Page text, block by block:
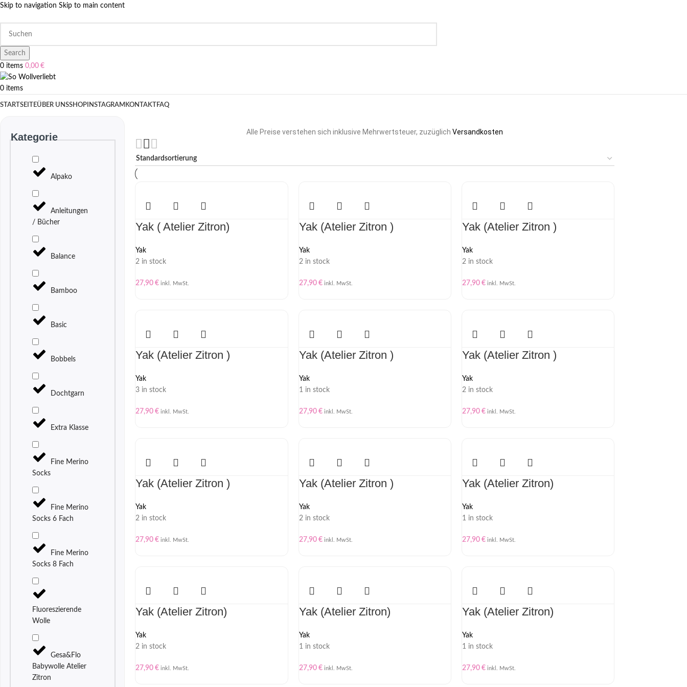
Skip to navigation Skip to main content
Search
0 items 0,00 €
0 items
STARTSEITEÜBER UNSSHOP INSTAGRAM KONTAKT FAQ
Kategorie
Alpako
Anleitungen
/ Bücher
Balance
Bamboo
Basic
Bobbels
Dochtgarn
Extra Klasse
Fine Merino
Socks
Fine Merino
Socks 6 Fach
Fine Merino
Socks 8 Fach
Fluoreszierende
Wolle
Gesa&Flo
Babywolle Atelier
Zitron
Alle Preise verstehen sich inklusive Mehrwertsteuer, zuzüglichVersandkosten
Yak ( Atelier Zitron)
Yak
2 in stock
27,90€ inkl. MwSt.
Yak (Atelier Zitron )
Yak
2 in stock
27,90 € inkl. MwSt.
Yak (Atelier Zitron )
Yak
2 in stock
27,90 € inkl. MwSt.
Yak (Atelier Zitron )
Yak
3 in stock
27,90€ inkl. MwSt.
Yak (Atelier Zitron )
Yak
1 in stock
27,90 € inkl. MwSt.
Yak (Atelier Zitron )
Yak
2 in stock
27,90 € inkl. MwSt.
Yak (Atelier Zitron )
Yak
2 in stock
27,90€ inkl. MwSt.
Yak (Atelier Zitron )
Yak
2 in stock
27,90 € inkl. MwSt.
Yak (Atelier Zitron)
Yak
1 in stock
27,90 € inkl. MwSt.
Yak (Atelier Zitron)
Yak
2 in stock
27,90€ inkl. MwSt.
Yak (Atelier Zitron)
Yak
1 in stock
27,90 € inkl. MwSt.
Yak (Atelier Zitron)
Yak
1 in stock
27,90 € inkl. MwSt.